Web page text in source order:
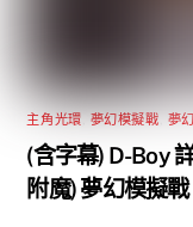
主角光環 夢幻模擬戰 夢
(含字幕) D-Boy
附魔) 夢幻模擬戰